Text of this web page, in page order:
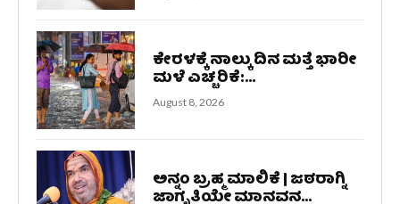
ಕೇರಳಕ್ಕೆ ನಾಲ್ಕು ದಿನ ಮತ್ತೆ ಭಾರೀ
ಮಳೆ ಎಚ್ಚರಿಕೆ:...
August 8, 2026
ಅನ್ನಂ ಬ್ರಹ್ಮ ಮಾಲಿಕೆ | ಜಠರಾಗ್ನಿ
ಜಾಗೃತಿಯೇ ಮಾನವನ...